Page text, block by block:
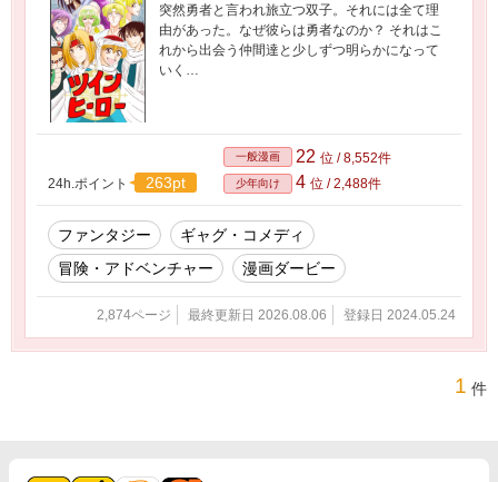
突然勇者と言われ旅立つ双子。それには全て理
由があった。なぜ彼らは勇者なのか？ それはこ
れから出会う仲間達と少しずつ明らかになって
いく…
24h.ポイント 263pt
一般漫画 22 位 / 8,552件
少年向け 4 位 / 2,488件
ファンタジー
ギャグ・コメディ
冒険・アドベンチャー
漫画ダービー
2,874ページ 最終更新日 2026.08.06 登録日 2024.05.24
1 件